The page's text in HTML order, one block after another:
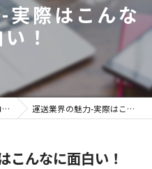
実際はこんな
！
運送業界の魅力-実際はこんなに面白い！
こんなに面白い！